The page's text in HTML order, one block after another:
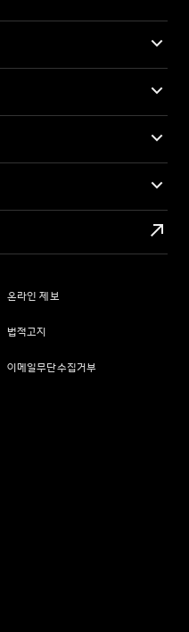
온라인 제보
법적고지
이메일무단수집거부